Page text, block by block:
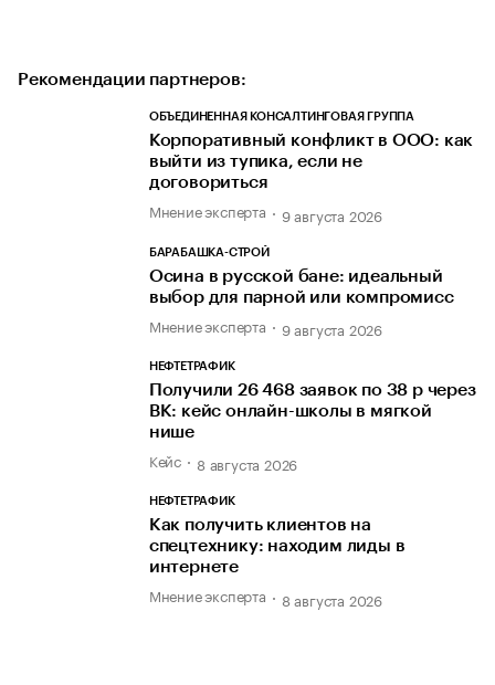
Рекомендации партнеров:
ОБЪЕДИНЕННАЯ КОНСАЛТИНГОВАЯ ГРУППА
Корпоративный конфликт в ООО: как
выйти из тупика, если не
договориться
Мнение эксперта 9 августа 2026
БАРАБАШКА-СТРОЙ
Осина в русской бане: идеальный
выбор для парной или компромисс
Мнение эксперта 9 августа 2026
НЕФТЕТРАФИК
Получили 26 468 заявок по 38 р через
ВК: кейс онлайн-школы в мягкой
нише
Кейс 8 августа 2026
НЕФТЕТРАФИК
Как получить клиентов на
спецтехнику: находим лиды в
интернете
Мнение эксперта 8 августа 2026